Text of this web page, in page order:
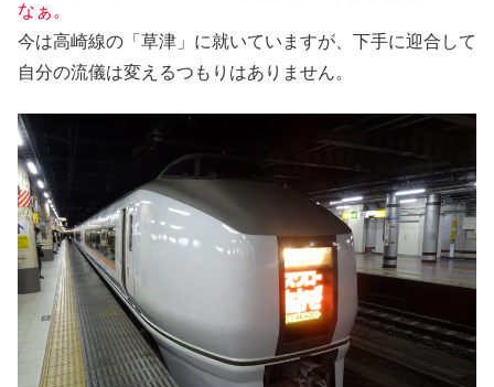
なぁ。
今は高崎線の「草津」に就いていますが、下手に迎合して
自分の流儀は変えるつもりはありません。